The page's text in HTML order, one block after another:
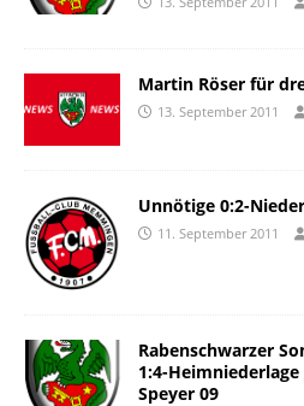
Martin Röser für
13. September 2011
Unnötige 0:2-
11. September 2011
Rabenschwarzer
1:4-
Speyer 09